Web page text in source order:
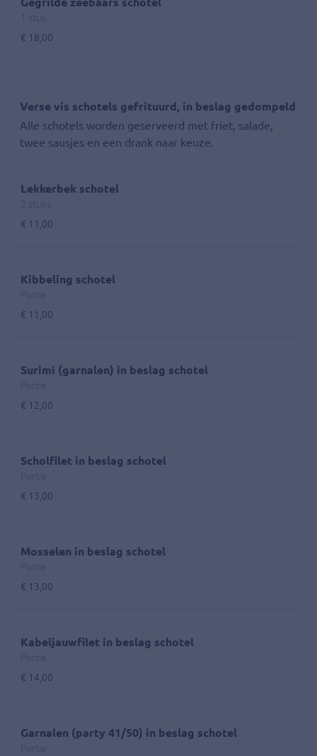
€ 18,00
Verse vis schotels gefrituurd, in beslag gedompeld
Alle schotels worden geserveerd met friet, salade,
twee sausjes en een drank naar keuze.
Lekkerbek schotel
€ 11,00
Kibbeling schotel
€ 11,00
Surimi (garnalen) in beslag schotel
€ 12,00
Scholfilet in beslag schotel
€ 13,00
Mosselen in beslag schotel
€ 13,00
Kabeljauwfilet in beslag schotel
€ 14,00
Garnalen (party 41/50) in beslag schotel